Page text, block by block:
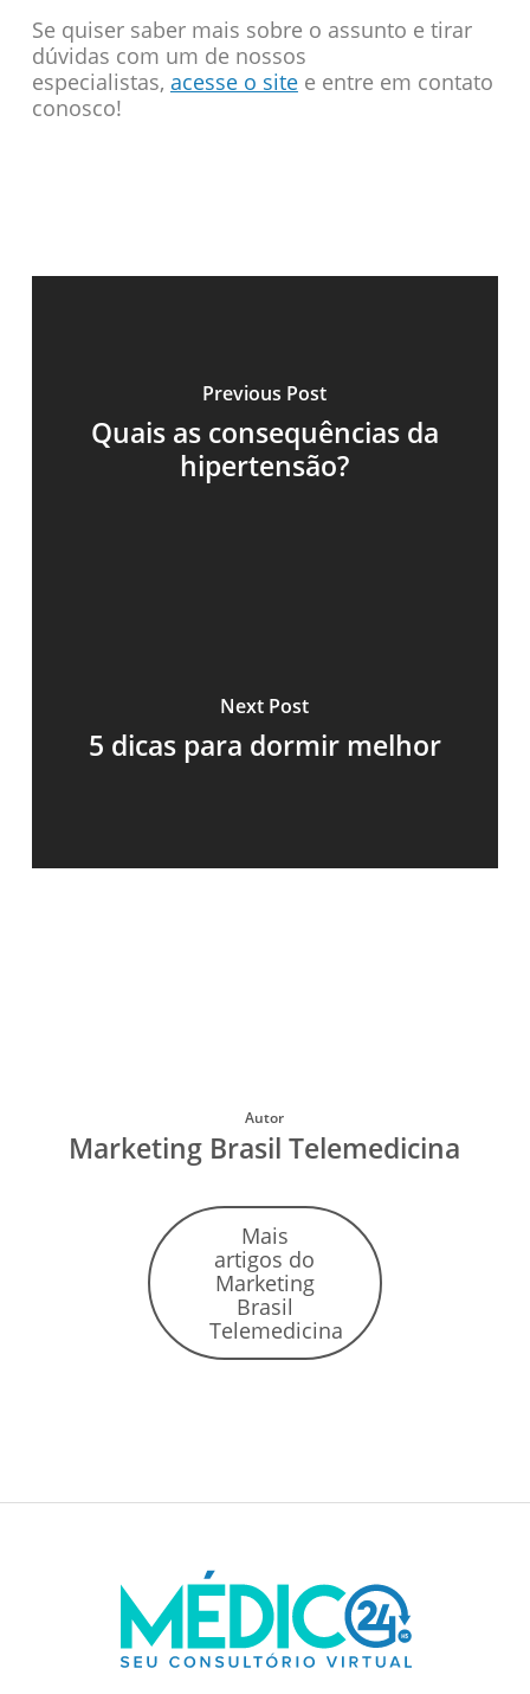
Se quiser saber mais sobre o assunto e tirar
dúvidas com um de nossos
especialistas, acesse o sitee entre em contato
conosco!
Previous Post
Quais as consequências da
hipertensão?
Next Post
5 dicas para dormir melhor
Autor
Marketing Brasil Telemedicina
Mais
artigos do
Marketing
Brasil
Telemedicina